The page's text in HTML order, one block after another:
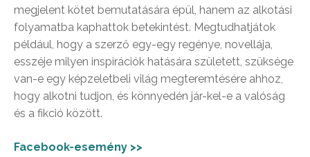
megjelent kötet bemutatására épül, hanem az alkotási
folyamatba kaphattok betekintést. Megtudhatjátok
például, hogy a szerző egy-egy regénye, novellája,
esszéje milyen inspirációk hatására született, szüksége
van-e egy képzeletbeli világ megteremtésére ahhoz,
hogy alkotni tudjon, és könnyedén jár-kel-e a valóság
és a fikció között.
Facebook-esemény >>